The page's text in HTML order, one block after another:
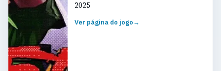
2025
Ver página do jogo→